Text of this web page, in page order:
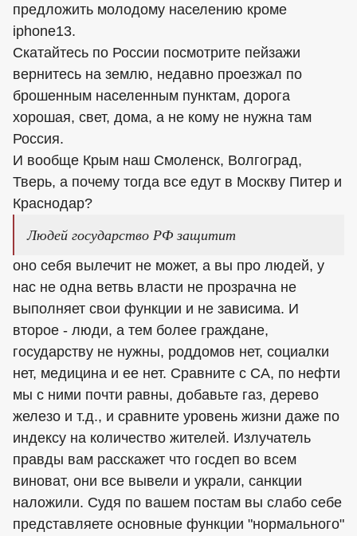
предложить молодому населению кроме
iphone13.
Скатайтесь по России посмотрите пейзажи
вернитесь на землю, недавно проезжал по
брошенным населенным пунктам, дорога
хорошая, свет, дома, а не кому не нужна там
Россия.
И вообще Крым наш Смоленск, Волгоград,
Тверь, а почему тогда все едут в Москву Питер и
Краснодар?
Людей государство РФ защитит
оно себя вылечит не может, а вы про людей, у
нас не одна ветвь власти не прозрачна не
выполняет свои функции и не зависима. И
второе - люди, а тем более граждане,
государству не нужны, роддомов нет, социалки
нет, медицина и ее нет. Сравните с СА, по нефти
мы с ними почти равны, добавьте газ, дерево
железо и т.д., и сравните уровень жизни даже по
индексу на количество жителей. Излучатель
правды вам расскажет что госдеп во всем
виноват, они все вывели и украли, санкции
наложили. Судя по вашем постам вы слабо себе
представляете основные функции "нормального"